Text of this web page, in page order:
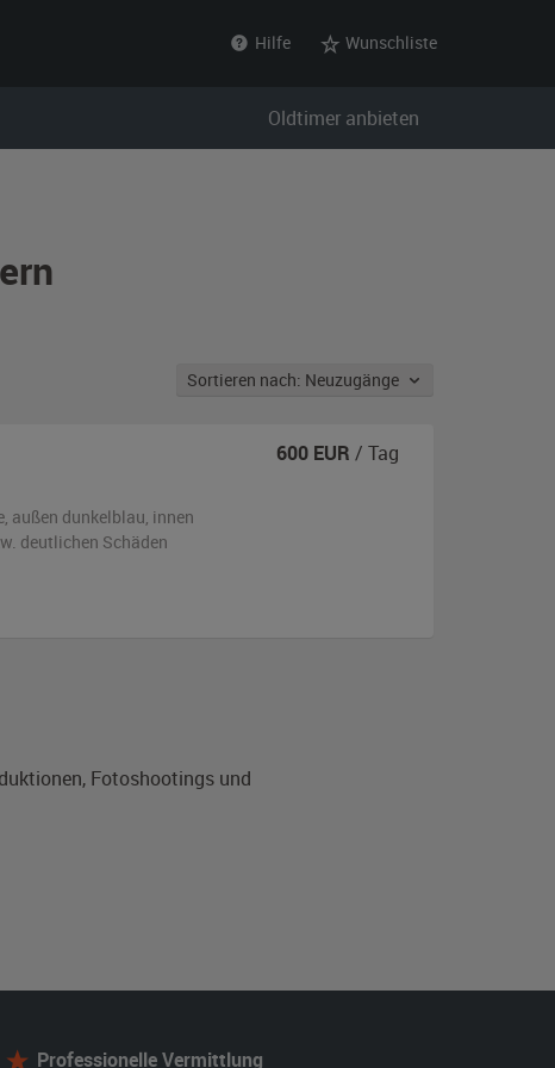
Hilfe Wunschliste
Oldtimer anbieten
Sortieren nach: Neuzugänge
Fotoshootings und
außen dunkelblau, innen
deutlichen Schäden
600 EUR / Tag
Professionelle Vermittlung